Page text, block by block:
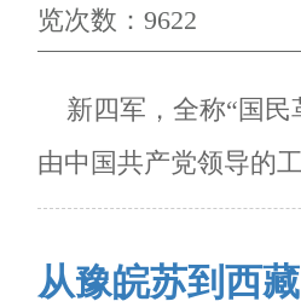
览次数：9622
新四军，全称“国民
由中国共产党领导的
从豫皖苏到西